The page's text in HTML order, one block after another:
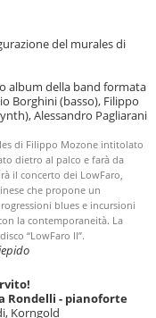
del murales di
album della band formata
Borghini (basso), Filippo
Alessandro Pagliarani
di Filippo Mozone intitolato
dietro al palco e farà da
il concerto dei LowFaro,
che propone un
blues e incursioni
la contemporaneità. La
“LowFaro II”.
Rondelli - pianoforte
Korngold